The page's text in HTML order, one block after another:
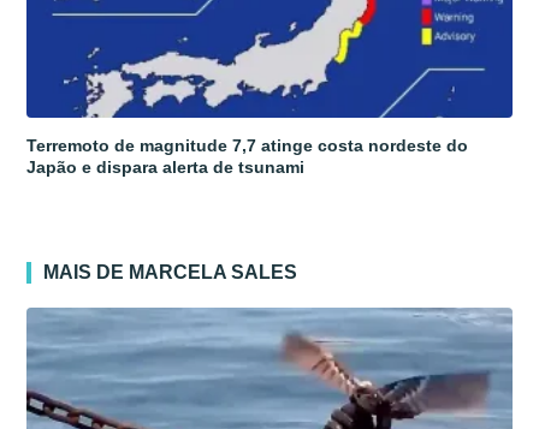
Terremoto de magnitude 7,7 atinge costa nordeste do
Japão e dispara alerta de tsunami
MAIS DE MARCELA SALES